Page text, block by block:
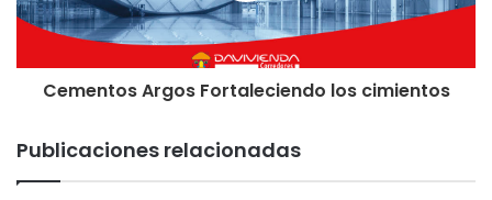
Cementos Argos Fortaleciendo los cimientos
Publicaciones relacionadas